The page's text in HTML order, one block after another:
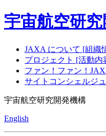
宇宙航空研
JAXA について [組織
プロジェクト [活動内
ファン！ファン！
サイトコンシェルジ
宇宙航空研究開発機構
English